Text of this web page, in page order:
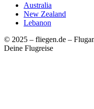
Australia
New Zealand
Lebanon
© 2025 – fliegen.de –
Deine Flugreise